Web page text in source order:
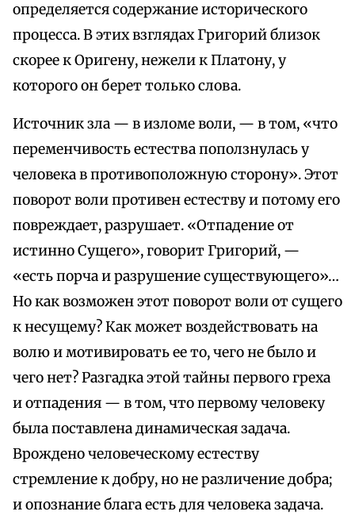
определяется содержание исторического
процесса. В этих взглядах Григорий близок
скорее к Оригену, нежели к Платону, у
которого он берет только слова.
Источник зла — в изломе воли, — в том, «что
переменчивость естества поползнулась у
человека в противоположную сторону». Этот
поворот воли противен естеству и потому его
повреждает, разрушает. «Отпадение от
истинно Сущего», говорит Григорий, —
«есть порча и разрушение существующего»…
Но как возможен этот поворот воли от сущего
к несущему? Как может воздействовать на
волю и мотивировать ее то, чего не было и
чего нет? Разгадка этой тайны первого греха
и отпадения — в том, что первому человеку
была поставлена динамическая задача.
Врождено человеческому естеству
стремление к добру, но не различение добра;
и опознание блага есть для человека задача.